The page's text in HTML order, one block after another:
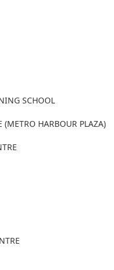
SCHOOL
(METRO HARBOUR PLAZA)